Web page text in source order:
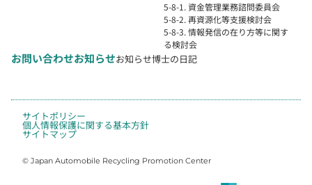
5-8-1. 資金管理業務諮問委員会
5-8-2. 再資源化等支援検討会
5-8-3. 情報発信の在り方等に関す
る検討会
お問い合わせお知らせお知らせ博士の日記
サイトポリシー
個人情報保護に関する基本方針
サイトマップ
© Japan Automobile Recycling Promotion Center